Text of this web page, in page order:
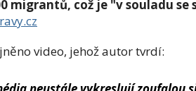
migrantů, což je "v souladu
video, jehož autor tvrdí: